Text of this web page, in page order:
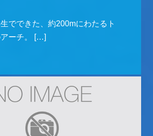
でできた、約200mにわたるト
ーチ。 […]